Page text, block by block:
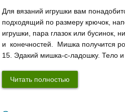
Для вязаний игрушки вам
подходящий по размеру крючок,
игрушки, пара глазок или бусинок,
и конечностей. Мишка получится
15. Эдакий мишка-с-ладошку. Тело и
Читать полностью